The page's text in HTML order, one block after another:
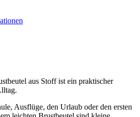
aus Stoff ist ein praktischer
Ausflüge, den Urlaub oder den ersten